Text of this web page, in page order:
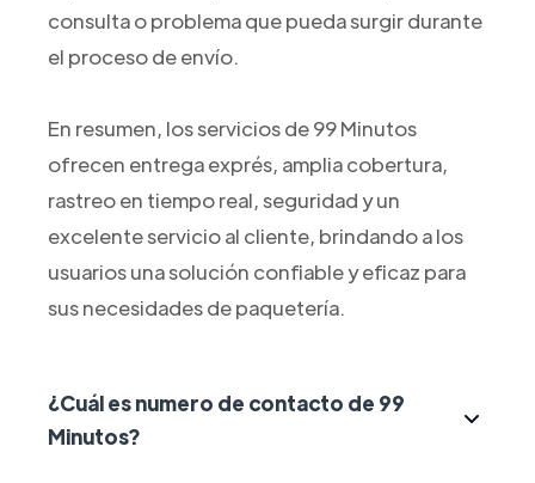
consulta o problema que pueda surgir durante
el proceso de envío.
En resumen, los servicios de 99 Minutos
ofrecen entrega exprés, amplia cobertura,
rastreo en tiempo real, seguridad y un
excelente servicio al cliente, brindando a los
usuarios una solución confiable y eficaz para
sus necesidades de paquetería.
¿Cuál es numero de contacto de 99
Minutos?